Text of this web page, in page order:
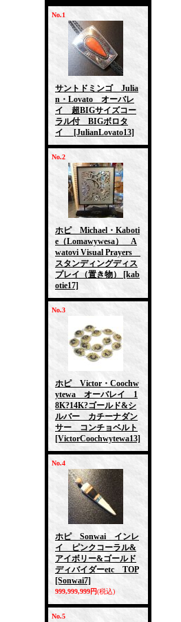
No.1
サントドミンゴ Julia
n・Lovato オーバレ
イ 超BIGサイズコー
ラル付 BIGボロタ
イ
[JulianLovato13]
No.2
ホピ Michael・Kaboti
e（Lomawywesa） A
watovi Visual Prayers
スタンディングディス
プレイ（置き物）
[kab
otie17]
No.3
ホピ Victor・Coochw
ytewa オーバレイ 1
8K?14K?ゴールド&シ
ルバー カチーナダン
サー コンチョベルト
[VictorCoochwytewa13]
No.4
ホピ Sonwai インレ
イ ピンクコーラル&
アイボリー&ゴールド
ディバイダーetc TOP
[Sonwai7]
999,999,999円(税込)
No.5